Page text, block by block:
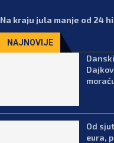
Na kraju jula manje od 24
NAJNOVIJE
Od
eura,